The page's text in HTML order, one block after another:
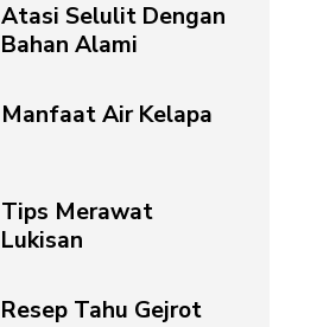
Atasi Selulit Dengan
Bahan Alami
Manfaat Air Kelapa
Tips Merawat
Lukisan
Resep Tahu Gejrot